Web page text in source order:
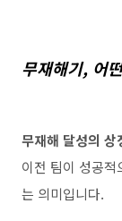
무재해기, 어떤
무재해 달성의 상
이전 팀이 성공적
는 의미입니다.